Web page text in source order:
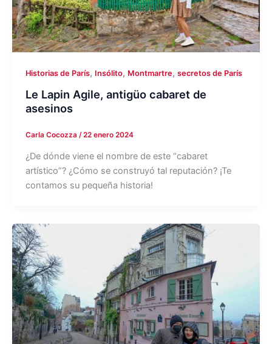
Historias de París, Insólito, Montmartre, secretos de París
Le Lapin Agile, antigüo cabaret de
asesinos
Carla Cocozza /22 enero 2024
¿De dónde viene el nombre de este “cabaret
artístico”? ¿Cómo se construyó tal reputación? ¡Te
contamos su pequeña historia!